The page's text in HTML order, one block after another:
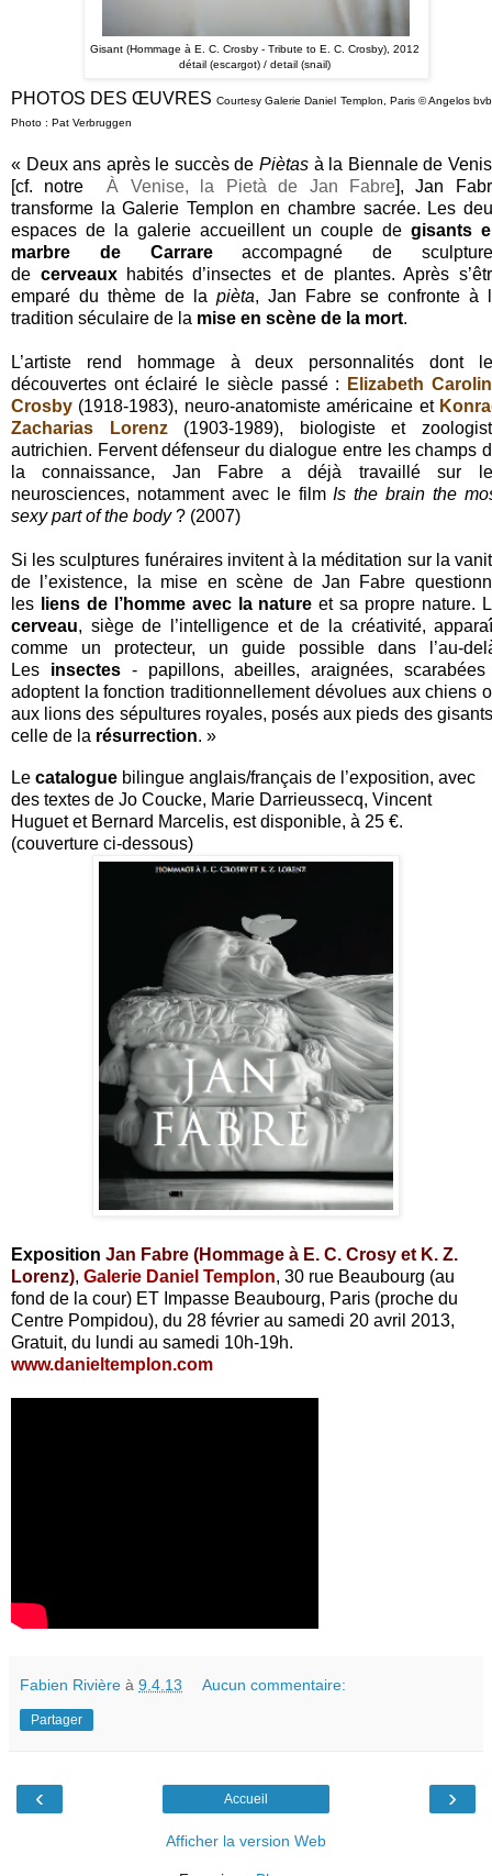
Gisant (Hommage à E. C. Crosby - Tribute to E. C. Crosby), 2012
détail (escargot) / detail (snail)
PHOTOS DES ŒUVRESCourtesy Galerie Daniel Templon, Paris © Angelos
Photo : Pat Verbruggen
« Deux ans après le succès dePiètas à la Biennale de
[cf. notre
À Venise, la Pietà de Jan Fabre], Jan
transforme la Galerie Templon en chambre sacrée. Les
espaces de la galerie accueillent un couple degisants
marbre de Carrareaccompagné de
de cerveaux habités d’insectes et de plantes. Après
emparé du thème de la pièta, Jan Fabre se confronte à
tradition séculaire de la mise en scène de la mort.
L’artiste rend hommage à deux personnalités dont
découvertes ont éclairé le siècle passé :
Elizabeth
Crosby (1918-1983), neuro-anatomiste américaine et
Zacharias Lorenz(1903-1989), biologiste et
autrichien. Fervent défenseur du dialogue entre les champs
la connaissance, Jan Fabre a déjà travaillé sur
neurosciences, notamment avec le filmIs the brain the
sexy part of the body? (2007)
Si les sculptures funéraires invitent à la méditation sur la
de l’existence, la mise en scène de Jan Fabre
les
liens de l’homme avec la nature et sa propre nature.
cerveau, siège de l’intelligence et de la créativité,
comme un protecteur, un guide possible dans l’au-
Les insectes- papillons, abeilles, araignées,
adoptent la fonction traditionnellement dévolues aux chiens
aux lions des sépultures royales, posés aux pieds des
celle de la résurrection. »
Le catalogue bilingue anglais/français de l’exposition, avec
des textes de Jo Coucke, Marie Darrieussecq, Vincent
Huguet et Bernard Marcelis, est disponible, à 25 €.
(couverture ci-dessous)
Exposition Jan Fabre (Hommage à E. C. Crosy et K. Z.
Lorenz), Galerie Daniel Templon, 30 rue Beaubourg (au
fond de la cour) ET Impasse Beaubourg, Paris (proche du
Centre Pompidou), du 28 février au samedi 20 avril 2013,
Gratuit, du lundi au samedi 10h-19h.
www.danieltemplon.com
Fabien Rivière à 9.4.13 Aucun commentaire:
Partager
‹ ›
Accueil
Afficher la version Web